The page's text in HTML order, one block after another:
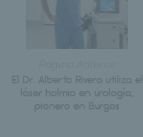
El Dr. Alberto Rivero utiliza el
láser holmio en urología,
pionero en Burgos